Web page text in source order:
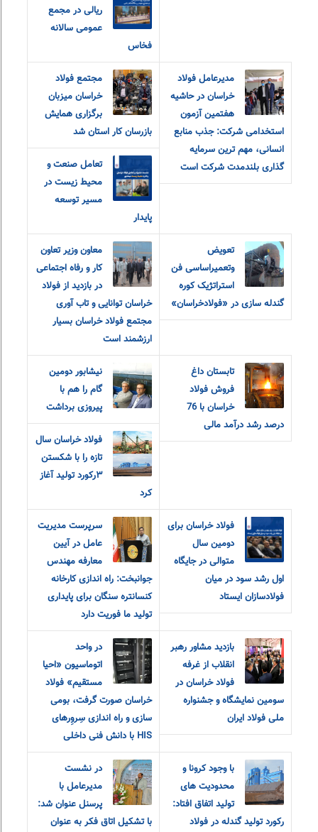
ریالی در مجمع
عمومی سالانه
فخاس
مدیرعامل فولاد
خراسان در حاشیه
هفتمین آزمون
استخدامی شرکت: جذب منابع
انسانی، مهم ترین سرمایه
گذاری بلندمدت شرکت است
مجتمع فولاد
خراسان میزبان
برگزاری همایش
بازرسان کار استان شد
تعامل صنعت و
محیط زیست در
مسیر توسعه
پایدار
تعویض
وتعمیراساسی فن
استراتژیک کوره
گندله سازی در «فولادخراسان»
معاون وزیر تعاون
کار و رفاه اجتماعی
در بازدید از فولاد
خراسان توانایی و تاب آوری
مجتمع فولاد خراسان بسیار
ارزشمند است
تابستان داغ
فروش فولاد
خراسان با 76
درصد رشد درآمد مالی
نیشابور دومین
گام را هم با
پیروزی برداشت
فولاد خراسان سال
تازه را با شکستن
۳رکورد تولید آغاز
کرد
فولاد خراسان برای
دومین سال
متوالی در جایگاه
اول رشد سود در میان
فولادسازان ایستاد
سرپرست مدیریت
عامل در آیین
معارفه مهندس
جوانبخت: راه اندازی کارخانه
کنسانتره سنگان برای پایداری
تولید ما فوریت دارد
بازدید مشاور رهبر
انقلاب از غرفه
فولاد خراسان در
سومین نمایشگاه و جشنواره
ملی فولاد ایران
در واحد
اتوماسیون «احیا
مستقیم» فولاد
خراسان صورت گرفت، بومی
سازی و راه اندازی سِروِرهای
HIS با دانش فنی داخلی
با وجود کرونا و
محدودیت های
تولید اتفاق افتاد:
رکورد تولید گندله در فولاد
در نشست
مدیرعامل با
پرسنل عنوان شد:
با تشکیل اتاق فکر به عنوان